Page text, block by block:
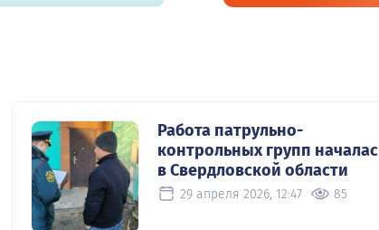
Работа патрульно-
контрольных групп
в Свердловской области
29 апреля 2026, 12:47 85